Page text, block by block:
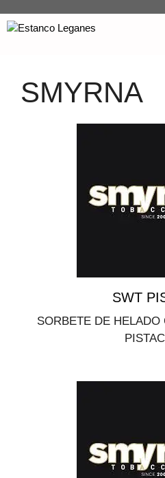
SMYRNA
SWT
SORBETE DE